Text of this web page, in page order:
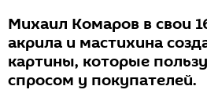
Михаил Комаров в свои
акрила и мастихина
картины, которые
спросом у покупателей.